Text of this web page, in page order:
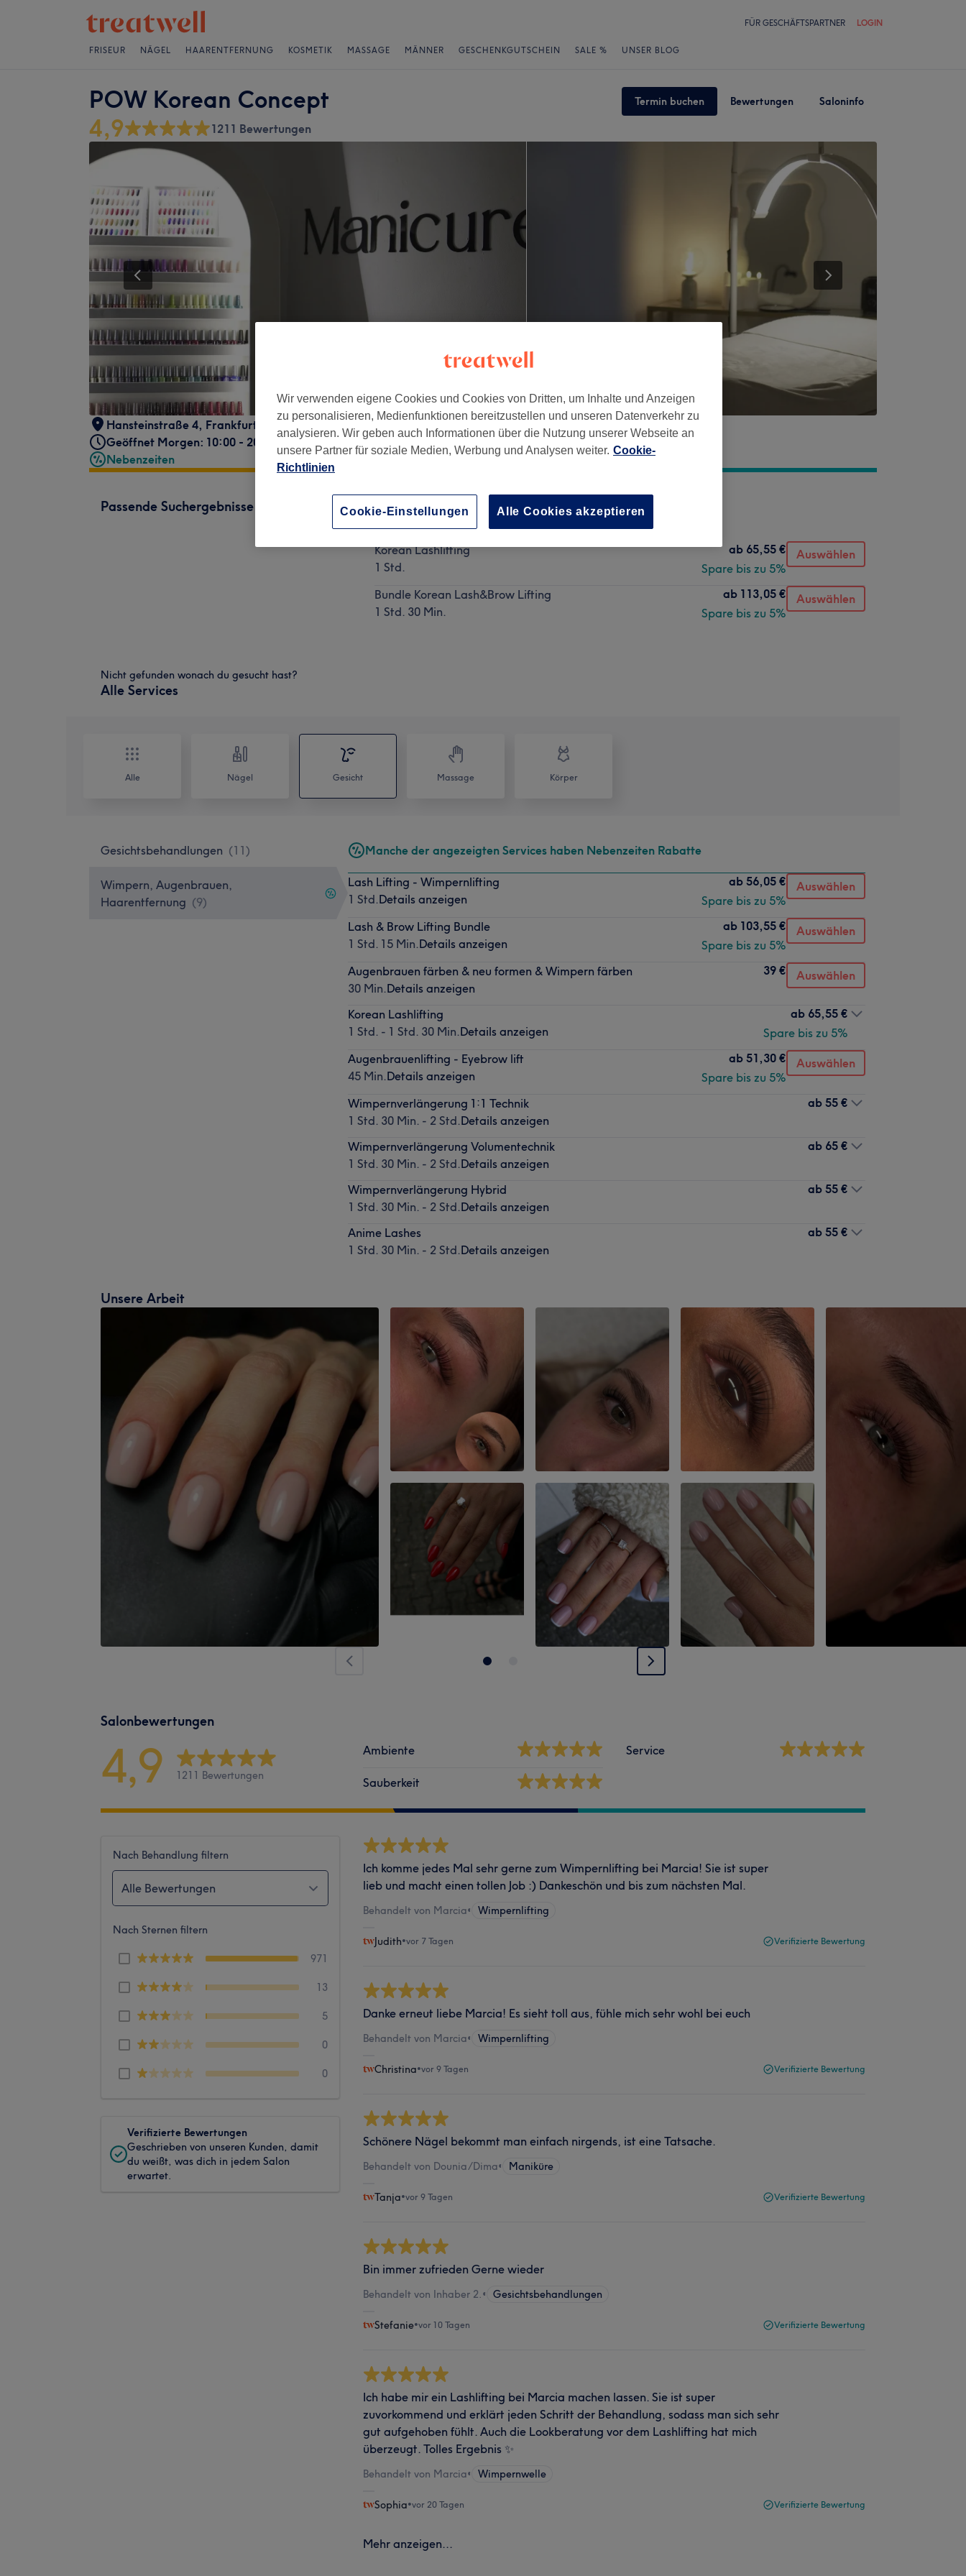
FÜR GESCHÄFTSPARTNER LOGIN
FRISEUR NÄGEL HAARENTFERNUNG KOSMETIK MASSAGE MÄNNER GESCHENKGUTSCHEIN SALE % UNSER BLOG
POW Korean Concept Termin buchen Bewertungen Saloninfo
4,9 1211 Bewertungen
Hansteinstraße 4, Frankfurt am Main, 60318
Geöffnet Morgen: 10:00 - 20:00
Nebenzeiten
Passende Suchergebnisse
Korean Lashlifting
Korean Lashlifting
1 Std.
ab 65,55 €
Spare bis zu 5%
Auswählen
Bundle Korean Lash&Brow Lifting
1 Std. 30 Min.
ab 113,05 €
Spare bis zu 5%
Auswählen
Nicht gefunden wonach du gesucht hast?
Alle Services
Alle Nägel Gesicht Massage Körper
Gesichtsbehandlungen (11)
Wimpern, Augenbrauen,
Haarentfernung (9)
Manche der angezeigten Services haben Nebenzeiten Rabatte
Lash Lifting - Wimpernlifting
1 Std.Details anzeigen
ab 56,05 €
Spare bis zu 5%
Auswählen
Lash & Brow Lifting Bundle
1 Std. 15 Min.Details anzeigen
ab 103,55 €
Spare bis zu 5%
Auswählen
Augenbrauen färben & neu formen & Wimpern färben
30 Min.Details anzeigen
39 € Auswählen
Korean Lashlifting
1 Std. - 1 Std. 30 Min.Details anzeigen
ab 65,55 €
Spare bis zu 5%
Augenbrauenlifting - Eyebrow lift
45 Min.Details anzeigen
ab 51,30 €
Spare bis zu 5%
Auswählen
Wimpernverlängerung 1:1 Technik
1 Std. 30 Min. - 2 Std.Details anzeigen
ab 55 €
Wimpernverlängerung Volumentechnik
1 Std. 30 Min. - 2 Std.Details anzeigen
ab 65 €
Wimpernverlängerung Hybrid
1 Std. 30 Min. - 2 Std.Details anzeigen
ab 55 €
Anime Lashes
1 Std. 30 Min. - 2 Std.Details anzeigen
ab 55 €
Unsere Arbeit
Salonbewertungen
4,9 1211 Bewertungen
Ambiente
Sauberkeit
Service
Nach Behandlung filtern
Alle Bewertungen
Nach Sternen filtern
971
13
5
0
0
Verifizierte Bewertungen
Geschrieben von unseren Kunden, damit
du weißt, was dich in jedem Salon
erwartet.
Ich komme jedes Mal sehr gerne zum Wimpernlifting bei Marcia! Sie ist super
lieb und macht einen tollen Job :) Dankeschön und bis zum nächsten Mal.
Behandelt von Marcia• Wimpernlifting
Judith•vor 7 Tagen Verifizierte Bewertung
Danke erneut liebe Marcia! Es sieht toll aus, fühle mich sehr wohl bei euch
Behandelt von Marcia• Wimpernlifting
Christina•vor 9 Tagen Verifizierte Bewertung
Schönere Nägel bekommt man einfach nirgends, ist eine Tatsache.
Behandelt von Dounia/Dima• Maniküre
Tanja•vor 9 Tagen Verifizierte Bewertung
Bin immer zufrieden Gerne wieder
Behandelt von Inhaber 2. • Gesichtsbehandlungen
Stefanie•vor 10 Tagen Verifizierte Bewertung
Ich habe mir ein Lashlifting bei Marcia machen lassen. Sie ist super
zuvorkommend und erklärt jeden Schritt der Behandlung, sodass man sich sehr
gut aufgehoben fühlt. Auch die Lookberatung vor dem Lashlifting hat mich
überzeugt. Tolles Ergebnis ✨
Behandelt von Marcia• Wimpernwelle
Sophia•vor 20 Tagen Verifizierte Bewertung
Mehr anzeigen...
Wir verwenden eigene Cookies und Cookies von Dritten, um Inhalte und Anzeigen
zu personalisieren, Medienfunktionen bereitzustellen und unseren Datenverkehr zu
analysieren. Wir geben auch Informationen über die Nutzung unserer Webseite an
unsere Partner für soziale Medien, Werbung und Analysen weiter. Cookie-
Richtlinien
Cookie-Einstellungen Alle Cookies akzeptieren